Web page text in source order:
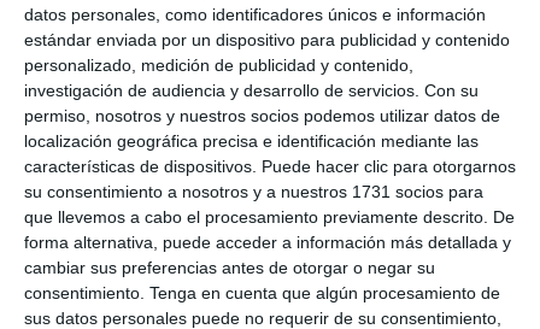
datos personales, como identificadores únicos e información
estándar enviada por un dispositivo para publicidad y contenido
personalizado, medición de publicidad y contenido,
investigación de audiencia y desarrollo de servicios. Con su
permiso, nosotros y nuestros socios podemos utilizar datos de
localización geográfica precisa e identificación mediante las
características de dispositivos. Puede hacer clic para otorgarnos
su consentimiento a nosotros y a nuestros 1731 socios para
que llevemos a cabo el procesamiento previamente descrito. De
forma alternativa, puede acceder a información más detallada y
cambiar sus preferencias antes de otorgar o negar su
consentimiento. Tenga en cuenta que algún procesamiento de
sus datos personales puede no requerir de su consentimiento,